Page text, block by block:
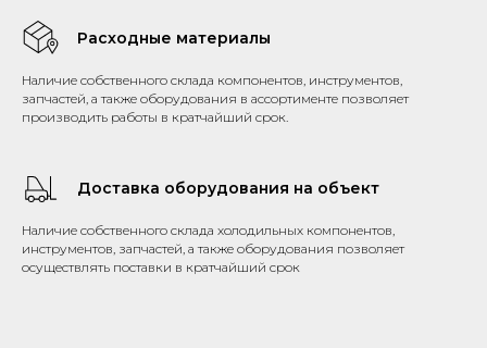
Расходные материалы
Наличие собственного склада компонентов, инструментов,
запчастей, а также оборудования в ассортименте позволяет
производить работы в кратчайший срок.
Доставка оборудования на объект
Наличие собственного склада холодильных компонентов,
инструментов, запчастей, а также оборудования позволяет
осуществлять поставки в кратчайший срок